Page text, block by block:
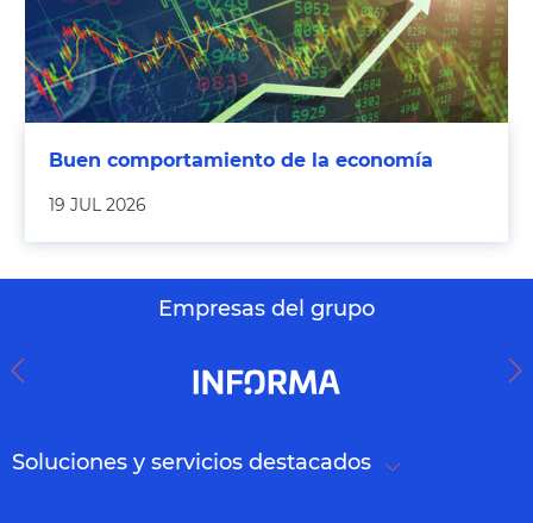
Buen comportamiento de la economía
19 JUL 2026
Empresas del grupo
Soluciones y servicios destacados